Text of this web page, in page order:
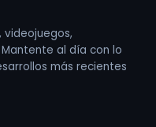
al día con lo
más recientes